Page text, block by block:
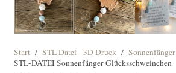
Start / STL Datei - 3D Druck / Sonnenfänger
STL-DATEI Sonnenfänger Glücksschweinchen